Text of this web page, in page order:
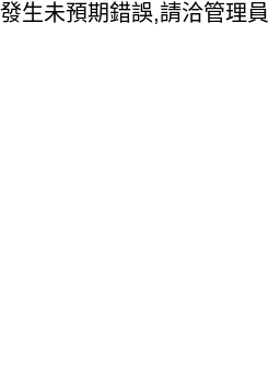
發生未預期錯誤,請洽管理員